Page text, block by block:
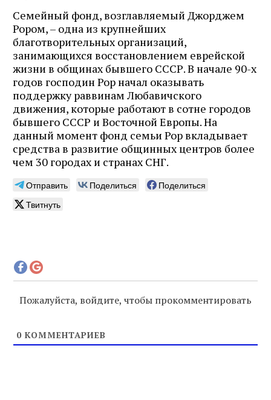
Семейный фонд, возглавляемый Джорджем
Рором, – одна из крупнейших
благотворительных организаций,
занимающихся восстановлением еврейской
жизни в общинах бывшего СССР. В начале 90-х
годов господин Рор начал оказывать
поддержку раввинам Любавичского
движения, которые работают в сотне городов
бывшего СССР и Восточной Европы. На
данный момент фонд семьи Рор вкладывает
средства в развитие общинных центров более
чем 30 городах и странах СНГ.
Отправить Поделиться
Поделиться
Твитнуть
Пожалуйста, войдите, чтобы прокомментировать
0 КОММЕНТАРИЕВ